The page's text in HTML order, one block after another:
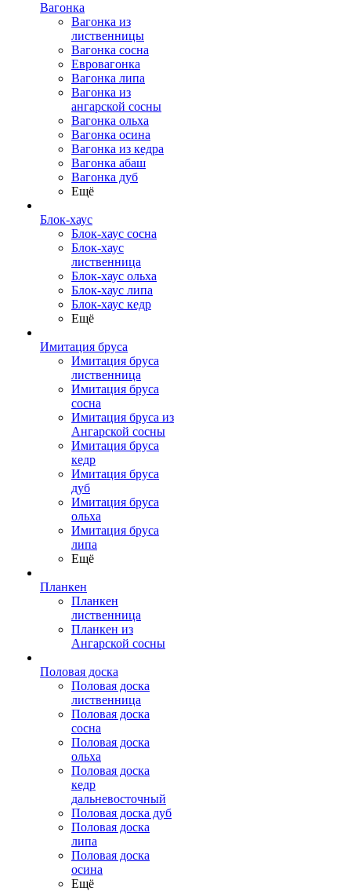
Вагонка
Вагонка из
лиственницы
Вагонка сосна
Евровагонка
Вагонка липа
Вагонка из
ангарской сосны
Вагонка ольха
Вагонка осина
Вагонка из кедра
Вагонка абаш
Вагонка дуб
Ещё
Блок-хаус
Блок-хаус сосна
Блок-хаус
лиственница
Блок-хаус ольха
Блок-хаус липа
Блок-хаус кедр
Ещё
Имитация бруса
Имитация бруса
лиственница
Имитация бруса
сосна
Имитация бруса из
Ангарской сосны
Имитация бруса
кедр
Имитация бруса
дуб
Имитация бруса
ольха
Имитация бруса
липа
Ещё
Планкен
Планкен
лиственница
Планкен из
Ангарской сосны
Половая доска
Половая доска
лиственница
Половая доска
сосна
Половая доска
ольха
Половая доска
кедр
дальневосточный
Половая доска дуб
Половая доска
липа
Половая доска
осина
Ещё